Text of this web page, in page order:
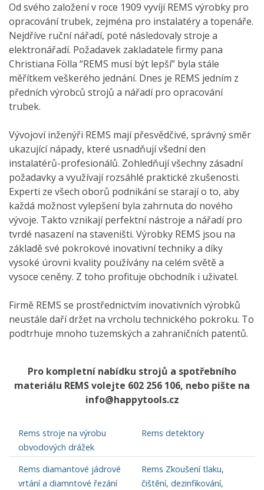
Od svého založení v roce 1909 vyvíjí REMS výrobky pro
opracování trubek, zejména pro instalatéry a topenáře.
Nejdříve ruční nářadí, poté následovaly stroje a
elektronářadí. Požadavek zakladatele firmy pana
Christiana Fölla “REMS musí být lepší” byla stále
měřítkem veškerého jednání. Dnes je REMS jedním z
předních výrobců strojů a nářadí pro opracování
trubek.
Vývojoví inženýři REMS mají přesvědčivé, správný směr
ukazující nápady, které usnadňují všední den
instalatérů-profesionálů. Zohledňují všechny zásadní
požadavky a využívají rozsáhlé praktické zkušenosti.
Experti ze všech oborů podnikání se starají o to, aby
každá možnost vylepšení byla zahrnuta do nového
vývoje. Takto vznikají perfektní nástroje a nářadí pro
tvrdé nasazení na staveništi. Výrobky REMS jsou na
základě své pokrokové inovativní techniky a díky
vysoké úrovni kvality používány na celém světě a
vysoce ceněny. Z toho profituje obchodník i uživatel.
Firmě REMS se prostřednictvím inovativních výrobků
neustále daří držet na vrcholu technického pokroku. To
podtrhuje mnoho tuzemských a zahraničních patentů.
Pro kompletní nabídku strojů a spotřebního
materiálu REMS volejte 602 256 106, nebo pište na
info@happytools.cz
Rems stroje na výrobu
obvodových drážek
Rems detektory
Rems diamantové jádrové
vrtání a diamntové řezání
Rems Zkoušení tlaku,
čištění, dezinfikování,